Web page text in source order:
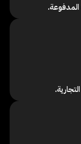
المدفوعة.